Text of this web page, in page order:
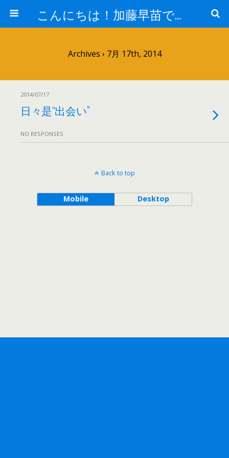
こんにちは！加藤早苗です。
Archives › 7月 17th, 2014
2014/07/17
日々是“出会い”
NO RESPONSES
Back to top
Mobile Desktop